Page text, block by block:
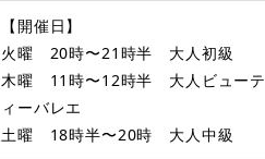
【開催日】
火曜 20時〜21時半 大人初級
木曜 11時〜12時半 大人ビューテ
ィーバレエ
土曜 18時半〜20時 大人中級